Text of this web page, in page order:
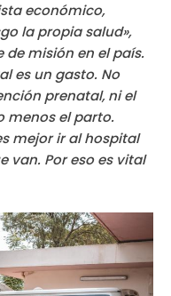
económico,
la propia salud»,
de misión en el país.
es un gasto. No
prenatal, ni el
menos el parto.
mejor ir al hospital
van. Por eso es vital